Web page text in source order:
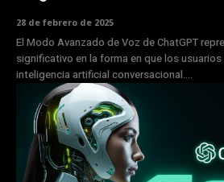
28 de febrero de 2025
El Modo Avanzado de Voz de ChatGPT
significativo en la forma en que los
inteligencia artificial conversacional....